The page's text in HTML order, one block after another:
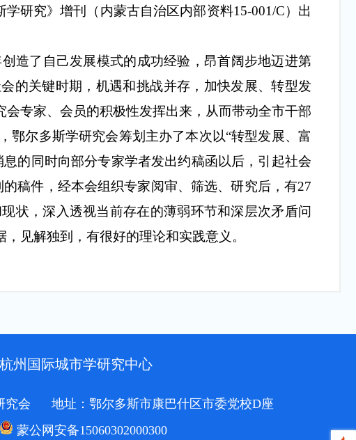
研究》增刊（内蒙古自治区内部资料15-001/C）出
造了自己发展模式的成功经验，昂首阔步地迈进第
的关键时期，机遇和挑战并存，加快发展、转型发
专家、会员的积极性发挥出来，从而带动全市干部
鄂尔多斯学研究会筹划主办了本次以“转型发展、富
的同时向部分专家学者发出约稿函以后，引起社会
稿件，经本会组织专家阅审、筛选、研究后，有27
状，深入透视当前存在的薄弱环节和深层次矛盾问
见解独到，有很好的理论和实践意义。
杭州国际城市学研究中心
究会
地址：鄂尔多斯市康巴什区市委党校D座
蒙公网安备15060302000300